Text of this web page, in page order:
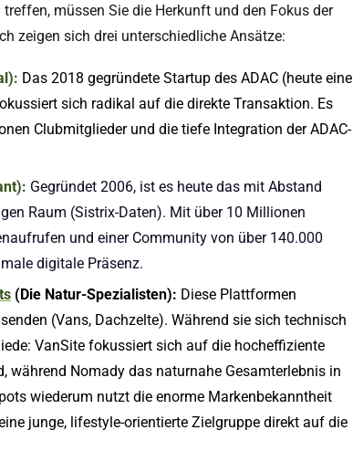
müssen Sie die Herkunft und den Fokus der
zeigen sich drei unterschiedliche Ansätze:
Das 2018 gegründete Startup des ADAC (heute eine
sich radikal auf die direkte Transaktion. Es
Clubmitglieder und die tiefe Integration der ADAC-
Gegründet 2006, ist es heute das mit Abstand
Raum (Sistrix-Daten). Mit über 10 Millionen
und einer Community von über 140.000
digitale Präsenz.
(Die Natur-Spezialisten): Diese Plattformen
(Vans, Dachzelte). Während sie sich technisch
VanSite fokussiert sich auf die hocheffiziente
während Nomady das naturnahe Gesamterlebnis in
wiederum nutzt die enorme Markenbekanntheit
junge, lifestyle-orientierte Zielgruppe direkt auf die